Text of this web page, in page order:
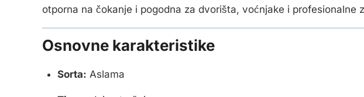
otporna na čokanje i pogodna za dvorišta, voćnjake i profesionalne
Osnovne karakteristike
Sorta: Aslama